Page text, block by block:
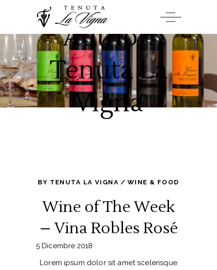
Author:
Tenuta La
Vigna
BY TENUTA LA VIGNA WINE & FOOD
Wine of The Week
– Vina Robles Rosé
5 Dicembre 2018
Lorem ipsum dolor sit amet scelerisque